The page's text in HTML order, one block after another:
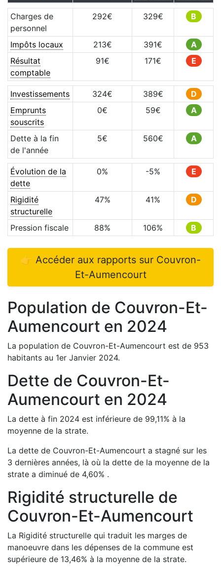
Charges de
personnel
292€ 329€ B
Impôts locaux 213€ 391€
A
Résultat
comptable
91€ 171€ E
Investissements 324€ 389€
D
Emprunts
souscrits
0€ 59€ A
Dette à la fin
de l'année
5€ 560€ A
Évolution de la
dette
0% -5% E
Rigidité
structurelle
47% 41% D
Pression fiscale 88% 106% B
👉 Accéder aux rapports sur Couvron-
Et-Aumencourt
Population de Couvron-Et-
Aumencourt en 2024
La population de Couvron-Et-Aumencourt est de 953
habitants au 1er Janvier 2024.
Dette de Couvron-Et-
Aumencourt en 2024
La dette à fin 2024 est inférieure de 99,11% à la
moyenne de la strate.
La dette de Couvron-Et-Aumencourt a stagné sur les
3 dernières années, là où la dette de la moyenne de la
strate a diminué de 4,60% .
Rigidité structurelle de
Couvron-Et-Aumencourt
La Rigidité structurelle qui traduit les marges de
manoeuvre dans les dépenses de la commune est
supérieure de 13,46% à la moyenne de la strate.